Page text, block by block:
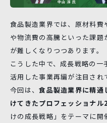
食品製造業界では、原材料
や物流費の高騰といった課
が難しくなりつつあります。
こうした中で、成長戦略の
活用した事業再編が注目され
今回は、食品製造業界に精通
けてきたプロフェッショナル
けの成長戦略」をテーマに開